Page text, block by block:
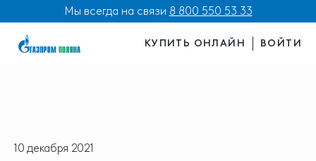
Мы всегда на связи 8 800 550 53 33
КУПИТЬ ОНЛАЙН ВОЙТИ
10 декабря 2021